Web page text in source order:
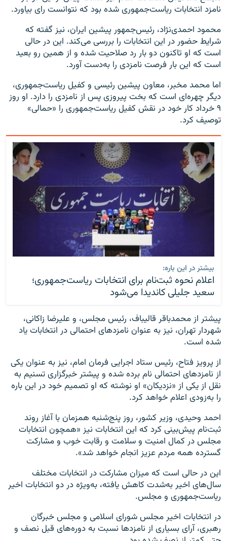
نامزد انتخابات ریاست‌جمهوری شده بود که نتوانست رای بیاورد.
محمود احمدی‌نژاد، رئیس‌جمهور پیشین ایران، نیز گفته که
شرایط حضور در این انتخابات را بررسی می‌کند. این در حالی
است که او تاکنون دو بار رد صلاحیت شده و از همین رو بعید
است که این بار فرصت نامزدی را به‌دست آورد.
اما محمد مخبر، معاون پیشین رئیسی و کفیل ریاست‌جمهوری،
دیگر چهره‌ای است که بخت پیروزی پس از نامزدی را دارد. او روز
۹ خرداد کار خود در نقش کفیل ریاست‌جمهوری را «حمالی»
توصیف کرد.
بیشتر در این باره:
اعلام نحوه ثبت‌نام برای انتخابات ریاست‌جمهوری؛
سعید جلیلی کاندیدا می‌شود
پیشتر از محمدباقر قالیباف، رئیس مجلس، و علیرضا زاکانی،‌
شهردار تهران، نیز به عنوان نامزدهای احتمالی در انتخابات یاد
شده است.
از پرویز فتاح، رئیس ستاد اجرایی فرمان امام، نیز به عنوان یکی
از نامزدهای احتمالی نام برده شده و پیشتر خبرگزاری تسنیم به
نقل از یکی از «نزدیکان» او نوشته که او تصمیم خود در این باره
را به‌زودی اعلام خواهد کرد.
احمد وحیدی، وزیر کشور، روز پنج‌شنبه همزمان با آغاز روند
ثبت‌نام پیش‌بینی کرد که این انتخابات نیز «همچون انتخابات
مجلس در کمال امنیت و سلامت و رقابت خوب و مشارکت
گسترده همه مردم عزیز انجام خواهد شد».
این در حالی است که میزان مشارکت در انتخابات مختلف
سال‌های اخیر به‌شدت کاهش یافته، به‌ویژه در دو انتخابات اخیر
ریاست‌جمهوری و مجلس.
در انتخابات اخیر مجلس شورای اسلامی و مجلس خبرگان
رهبری، آرای بسیاری از نامزدها نسبت به دوره‌های قبل نصف و